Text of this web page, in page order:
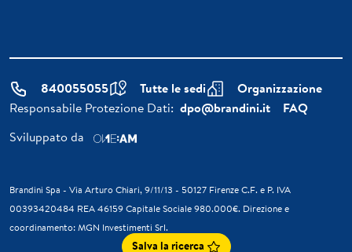
840055055 Tutte le sedi
Organizzazione
Responsabile Protezione Dati: dpo@brandini.it
FAQ
Sviluppato da
Brandini Spa - Via Arturo Chiari, 9/11/13 - 50127 Firenze C.F. e P. IVA
00393420484 REA 46159 Capitale Sociale 980.000€. Direzione e
coordinamento: MGN Investimenti Srl.
Salva la ricerca